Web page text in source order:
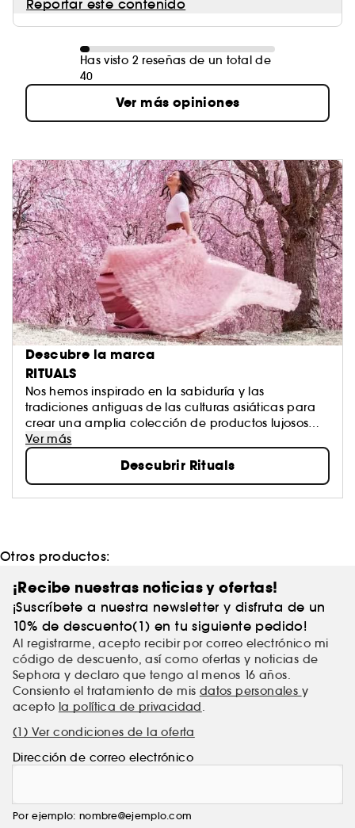
Reportar este contenido
Has visto 2 reseñas de un total de
40
Ver más opiniones
Descubre la marca
RITUALS
Nos hemos inspirado en la sabiduría y las
tradiciones antiguas de las culturas asiáticas para
crear una amplia colección de productos lujosos
pero asequibles para el cuerpo y el hogar.
Esperamos enriquecer tu vida usando unas
fragancias características y únicas que han sido
diseñadas y elaboradas por los mejoresperfumistas
del mundo.
Ver más
Descubrir Rituals
Otros productos:
¡Recibe nuestras noticias y ofertas!
¡Suscríbete a nuestra newsletter y disfruta de un
10% de descuento(1) en tu siguiente pedido!
Al registrarme, acepto recibir por correo electrónico mi
código de descuento, así como ofertas y noticias de
Sephora y declaro que tengo al menos 16 años.
Consiento el tratamiento de mis datos personales y
acepto la política de privacidad.
(1) Ver condiciones de la oferta
Dirección de correo electrónico
Por ejemplo: nombre@ejemplo.com